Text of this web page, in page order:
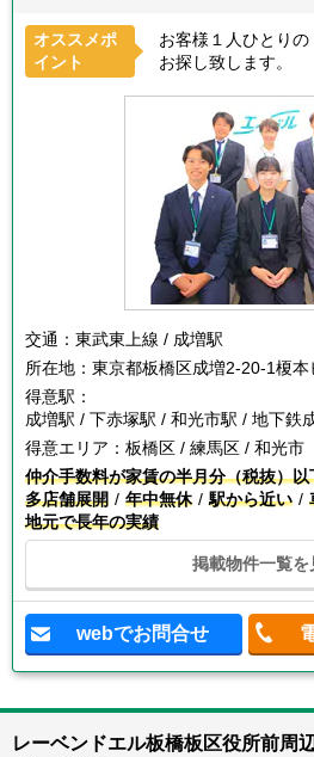
オススメポ
イント
お客様１人ひとり
お探し致します。
交通： 東武東上線 / 成増駅
所在地： 東京都板橋区成増2-20-1榎本
得意駅：
成増駅 / 下赤塚駅 / 和光市駅 / 地下鉄
得意エリア： 板橋区 / 練馬区 / 和光市
仲介手数料が家賃の半月分（税抜）以
多店舗展開
年中無休 駅から近い
地元で長年の実績
掲載物件一覧を
webでお問合せ
レーベンドエル板橋板区役所前周